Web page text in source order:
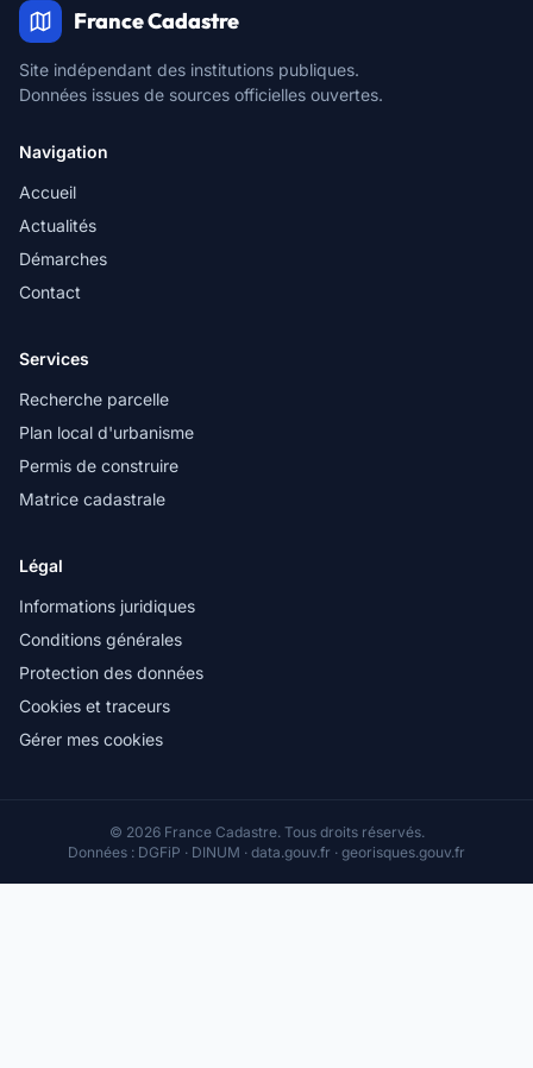
France Cadastre
Site indépendant des institutions publiques.
Données issues de sources officielles ouvertes.
Navigation
Accueil
Actualités
Démarches
Contact
Services
Recherche parcelle
Plan local d'urbanisme
Permis de construire
Matrice cadastrale
Légal
Informations juridiques
Conditions générales
Protection des données
Cookies et traceurs
Gérer mes cookies
© 2026 France Cadastre. Tous droits réservés.
Données : DGFiP · DINUM · data.gouv.fr · georisques.gouv.fr